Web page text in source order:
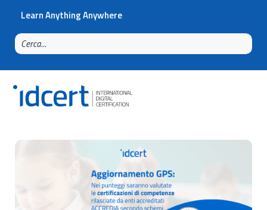
Learn Anything Anywhere